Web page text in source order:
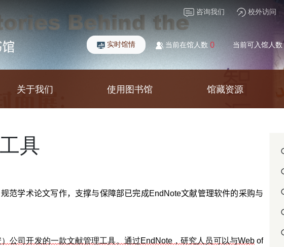
咨询我们 校外访问
实时馆情 当前在馆人数 0 当前可入馆人数
关于我们 使用图书馆 馆藏资源
具
范学术论文写作，支撑与保障部已完成EndNote文献管理软件的采购与
公司开发的一款文献管理工具。通过EndNote，研究人员可以与Webof